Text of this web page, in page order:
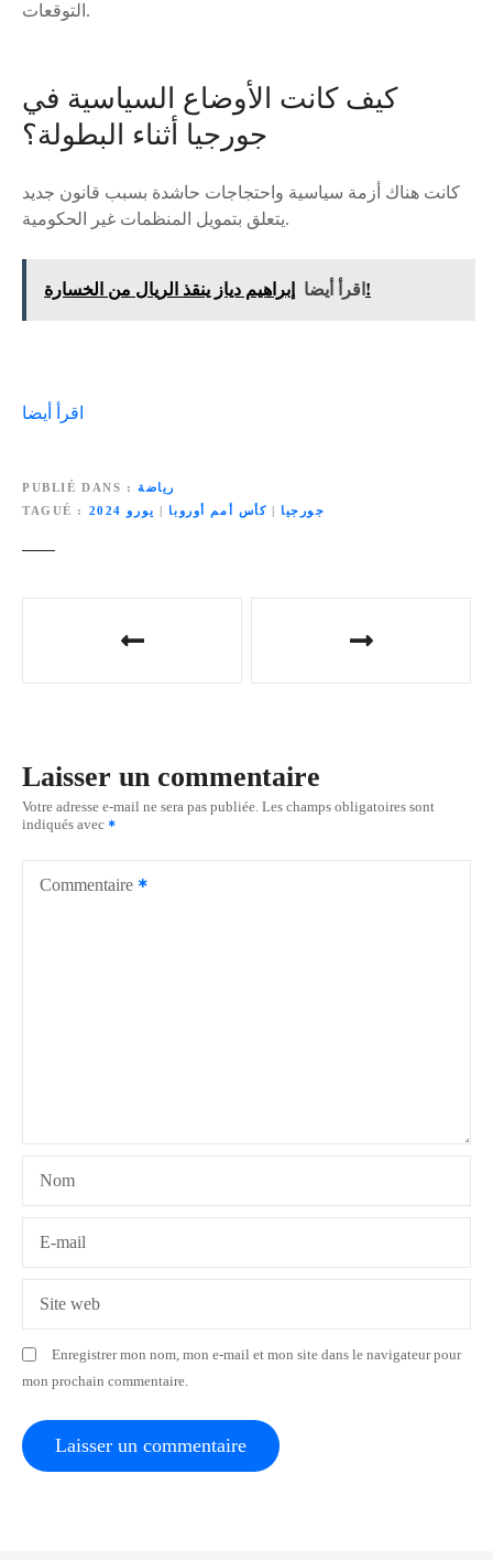
التوقعات.
كيف كانت الأوضاع السياسية في
جورجيا أثناء البطولة؟
كانت هناك أزمة سياسية واحتجاجات حاشدة بسبب قانون جديد
يتعلق بتمويل المنظمات غير الحكومية.
اقرأ أيضا إبراهيم دياز ينقذ الريال من الخسارة!
اقرأ أيضا
PUBLIÉ DANS
رياضة
TAGUÉ
جورجيا كأس أمم أوروبا يورو 2024
g
a
t
i
c
l
Laisser un commentaire
Votre adresse e-mail ne sera pas publiée. Les champs obligatoires sont
indiqués avec
Commentaire
Nom
E-mail
Site web
Enregistrer mon nom, mon e-mail et mon site dans le navigateur pour
mon prochain commentaire.